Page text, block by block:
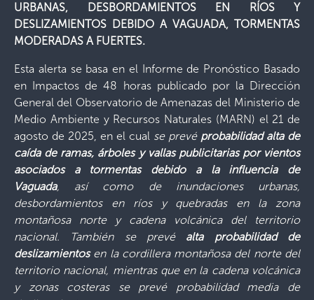
URBANAS, DESBORDAMIENTOS EN RÍOS Y
DESLIZAMIENTOS DEBIDO AVAGUADA, TORMENTAS
MODERADAS A FUERTES.
Esta alerta se basa en el Informe de Pronóstico Basado
en Impactos de 48 horas publicado por la Dirección
General del Observatorio de Amenazas del Ministerio de
Medio Ambiente y Recursos Naturales (MARN) el 21 de
agosto de 2025, en el cual se prevé probabilidad alta de
caída de ramas, árboles y vallas publicitarias por vientos
asociados a tormentas debido a la influencia de
Vaguada, así como de inundaciones urbanas,
desbordamientos en ríos y quebradas en la zona
montañosa norte y cadena volcánica del territorio
nacional. También se prevé alta probabilidad de
deslizamientosen la cordillera montañosa del norte del
territorio nacional, mientras que en la cadena volcánica
y zonas costeras se prevé probabilidad media de